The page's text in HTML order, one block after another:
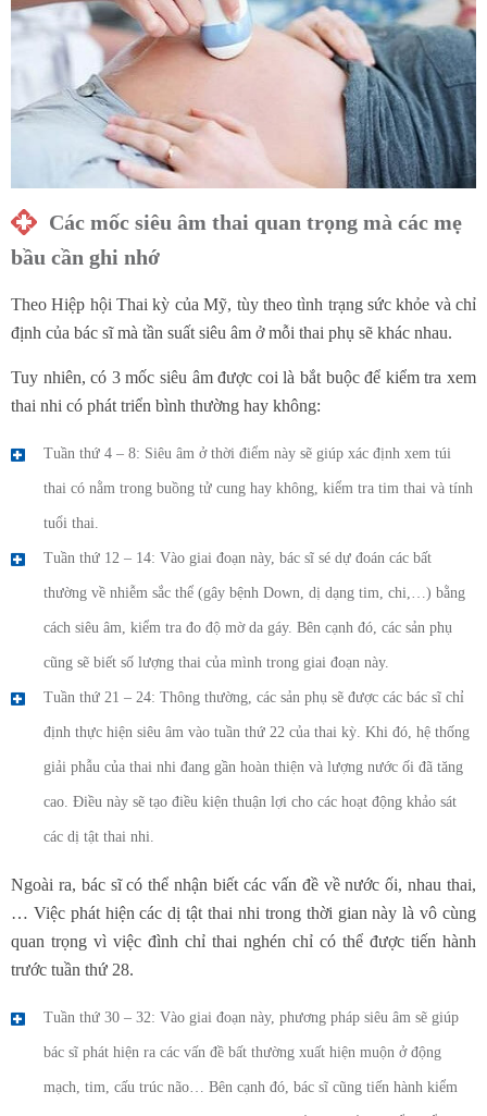
Các mốc siêu âm thai quan trọng mà các mẹ
bầu cần ghi nhớ
Theo Hiệp hội Thai kỳ của Mỹ, tùy theo tình trạng sức khỏe và chỉ
định của bác sĩ mà tần suất siêu âm ở mỗi thai phụ sẽ khác nhau.
Tuy nhiên, có 3 mốc siêu âm được coi là bắt buộc để kiểm tra xem
thai nhi có phát triển bình thường hay không:
Tuần thứ 4 – 8: Siêu âm ở thời điểm này sẽ giúp xác định xem túi
thai có nằm trong buồng tử cung hay không, kiểm tra tim thai và tính
tuổi thai.
Tuần thứ 12 – 14: Vào giai đoạn này, bác sĩ sé dự đoán các bất
thường về nhiễm sắc thể (gây bệnh Down, dị dạng tim, chi,…) bằng
cách siêu âm, kiểm tra đo độ mờ da gáy. Bên cạnh đó, các sản phụ
cũng sẽ biết số lượng thai của mình trong giai đoạn này.
Tuần thứ 21 – 24: Thông thường, các sản phụ sẽ được các bác sĩ chỉ
định thực hiện siêu âm vào tuần thứ 22 của thai kỳ. Khi đó, hệ thống
giải phẫu của thai nhi đang gần hoàn thiện và lượng nước ối đã tăng
cao. Điều này sẽ tạo điều kiện thuận lợi cho các hoạt động khảo sát
các dị tật thai nhi.
Ngoài ra, bác sĩ có thể nhận biết các vấn đề về nước ối, nhau thai,
… Việc phát hiện các dị tật thai nhi trong thời gian này là vô cùng
quan trọng vì việc đình chỉ thai nghén chỉ có thể được tiến hành
trước tuần thứ 28.
Tuần thứ 30 – 32: Vào giai đoạn này, phương pháp siêu âm sẽ giúp
bác sĩ phát hiện ra các vấn đề bất thường xuất hiện muộn ở động
mạch, tim, cấu trúc não… Bên cạnh đó, bác sĩ cũng tiến hành kiểm